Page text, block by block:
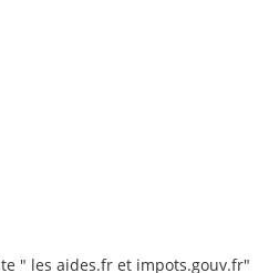
" les aides.fr et impots.gouv.fr"